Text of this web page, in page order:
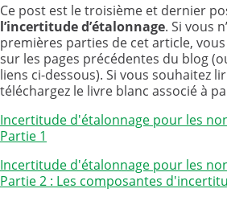
Ce post est le troisième et dernier
l’incertitude d’étalonnage. Si vous
premières parties de cet article,
sur les pages précédentes du blog
liens ci-dessous). Si vous souhaitez
téléchargez le livre blanc associé à
Incertitude d'étalonnage pour les
Partie 1
Incertitude d'étalonnage pour les
Partie 2 : Les composantes